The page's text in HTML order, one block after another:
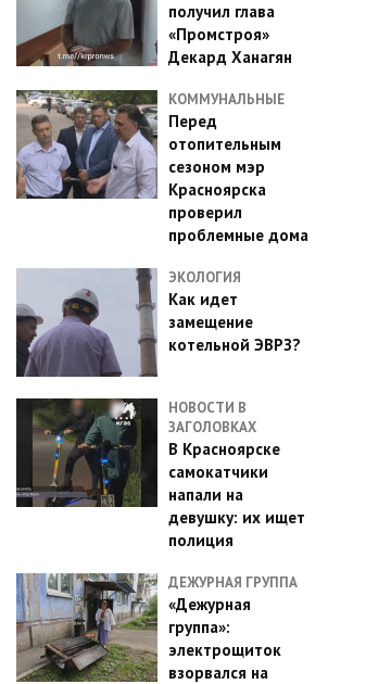
получил глава
«Промстроя»
Декард Ханагян
КОММУНАЛЬНЫЕ
Перед
отопительным
сезоном мэр
Красноярска
проверил
проблемные дома
ЭКОЛОГИЯ
Как идет
замещение
котельной ЭВРЗ?
НОВОСТИ В
ЗАГОЛОВКАХ
В Красноярске
самокатчики
напали на
девушку: их ищет
полиция
ДЕЖУРНАЯ ГРУППА
«Дежурная
группа»:
электрощиток
взорвался на